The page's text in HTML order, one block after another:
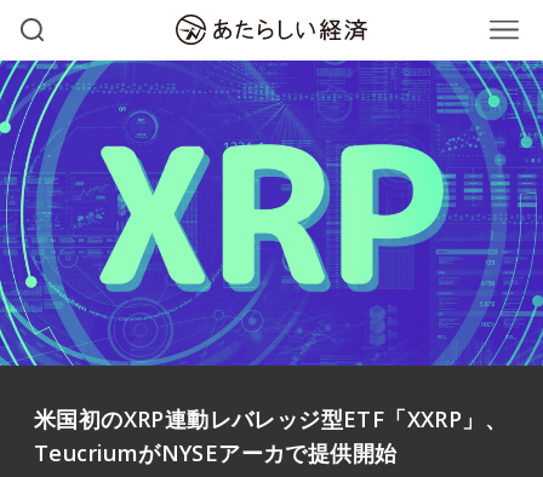
米国初のXRP連動レバレッジ型ETF「XXRP」、
TeucriumがNYSEアーカで提供開始